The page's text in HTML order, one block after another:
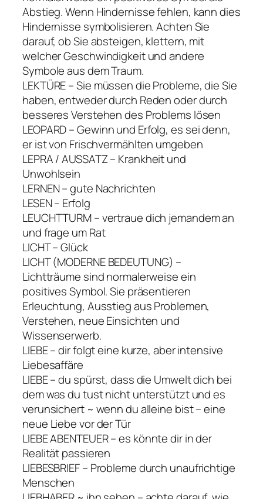
Abstieg. Wenn Hindernisse fehlen, kann dies
Hindernisse symbolisieren. Achten Sie
darauf, ob Sie absteigen, klettern, mit
welcher Geschwindigkeit und andere
Symbole aus dem Traum.
LEKTÜRE – Sie müssen die Probleme, die Sie
haben, entweder durch Reden oder durch
besseres Verstehen des Problems lösen
LEOPARD – Gewinn und Erfolg, es sei denn,
er ist von Frischvermählten umgeben
LEPRA / AUSSATZ – Krankheit und
Unwohlsein
LERNEN – gute Nachrichten
LESEN – Erfolg
LEUCHTTURM – vertraue dich jemandem an
und frage um Rat
LICHT – Glück
LICHT (MODERNE BEDEUTUNG) –
Lichtträume sind normalerweise ein
positives Symbol. Sie präsentieren
Erleuchtung, Ausstieg aus Problemen,
Verstehen, neue Einsichten und
Wissenserwerb.
LIEBE – dir folgt eine kurze, aber intensive
Liebesaffäre
LIEBE – du spürst, dass die Umwelt dich bei
dem was du tust nicht unterstützt und es
verunsichert ~ wenn du alleine bist – eine
neue Liebe vor der Tür
LIEBE ABENTEUER – es könnte dir in der
Realität passieren
LIEBESBRIEF – Probleme durch unaufrichtige
Menschen